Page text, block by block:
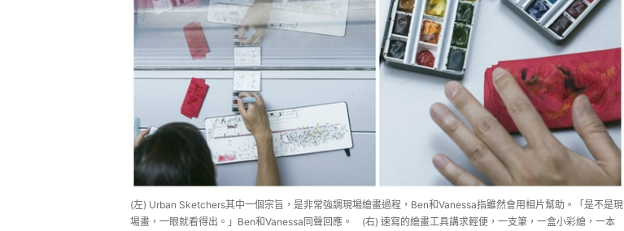
(左) Urban Sketchers其中一個宗旨，是非常強調現場繪畫過程，Ben和Vanessa指雖然會用相片幫助。「是不是現
場畫，一眼就看得出。」Ben和Vanessa同聲回應。 (右) 速寫的繪畫工具講求輕便，一支筆，一盒小彩繪，一本